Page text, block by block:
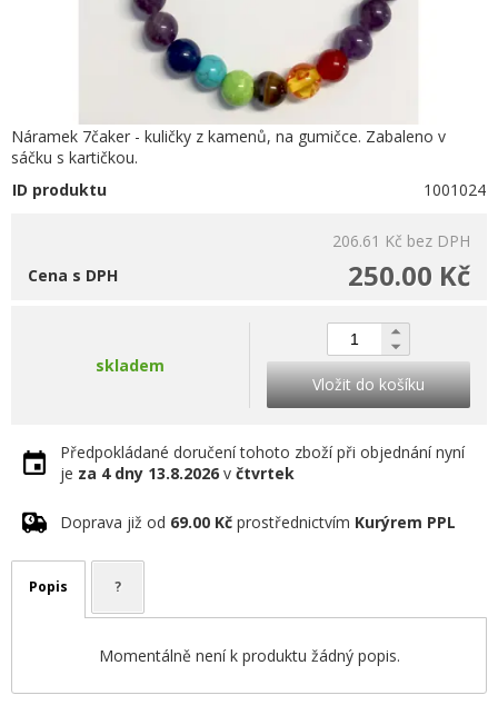
Náramek 7čaker - kuličky z kamenů, na gumičce. Zabaleno v
sáčku s kartičkou.
ID produktu
1001024
206.61 Kč bez DPH
250.00 Kč
Cena s DPH
skladem
Vložit do košíku
Předpokládané doručení tohoto zboží při objednání nyní
je za 4 dny 13.8.2026 v čtvrtek
Doprava již od 69.00 Kč prostřednictvím Kurýrem PPL
Popis ?
Momentálně není k produktu žádný popis.